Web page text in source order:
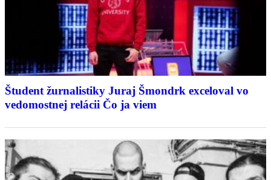
Študent žurnalistiky Juraj Šmondrk exceloval vo
vedomostnej relácii Čo ja viem